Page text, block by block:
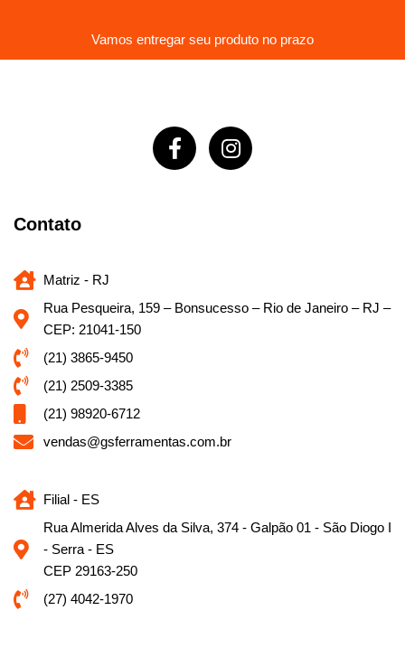
Vamos entregar seu produto no prazo
Contato
Matriz - RJ
Rua Pesqueira, 159 – Bonsucesso – Rio de Janeiro – RJ –
CEP: 21041-150
(21) 3865-9450
(21) 2509-3385
(21) 98920-6712
vendas@gsferramentas.com.br
Filial - ES
Rua Almerida Alves da Silva, 374 - Galpão 01 - São Diogo I
- Serra - ES
CEP 29163-250
(27) 4042-1970